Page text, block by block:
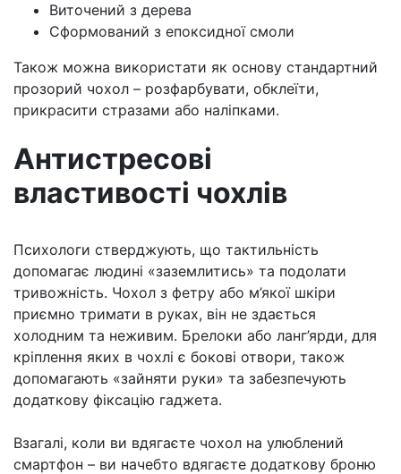
Виточений з дерева
Сформований з епоксидної смоли
Також можна використати як основу стандартний
прозорий чохол – розфарбувати, обклеїти,
прикрасити стразами або наліпками.
Антистресові
властивості чохлів
Психологи стверджують, що тактильність
допомагає людині «заземлитись» та подолати
тривожність. Чохол з фетру або м’якої шкіри
приємно тримати в руках, він не здається
холодним та неживим. Брелоки або ланг’ярди, для
кріплення яких в чохлі є бокові отвори, також
допомагають «зайняти руки» та забезпечують
додаткову фіксацію гаджета.
Взагалі, коли ви вдягаєте чохол на улюблений
смартфон – ви начебто вдягаєте додаткову броню